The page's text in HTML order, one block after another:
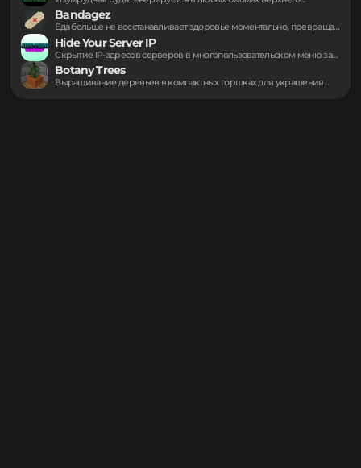
CJ's Balanced Woodcutter
Global Emeralds
Изумрудная руда генерируется в любых биомах верхнего...
Bandagez